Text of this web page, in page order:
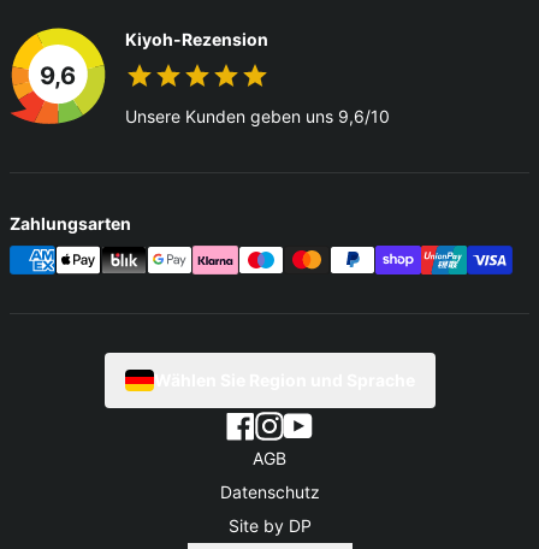
9,6
Kiyoh-Rezension
Unsere Kunden geben uns 9,6/10
Zahlungsarten
Wählen Sie Region und Sprache
AGB
Datenschutz
Site by DP